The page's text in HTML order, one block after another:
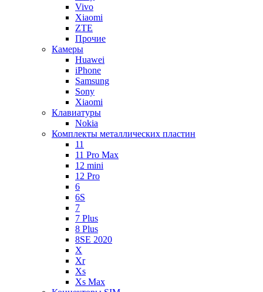
Vivo
Xiaomi
ZTE
Прочие
Камеры
Huawei
iPhone
Samsung
Sony
Xiaomi
Клавиатуры
Nokia
Комплекты металлических пластин
11
11 Pro Max
12 mini
12 Pro
6
6S
7
7 Plus
8 Plus
8SE 2020
X
Xr
Xs
Xs Max